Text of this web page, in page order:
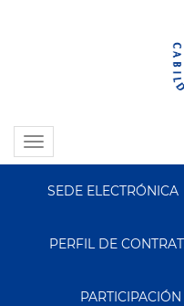
Toggle
navigation
Segundo
Menu
SEDE ELECTRÓNICA
PERFIL DE
PARTICIPACIÓN